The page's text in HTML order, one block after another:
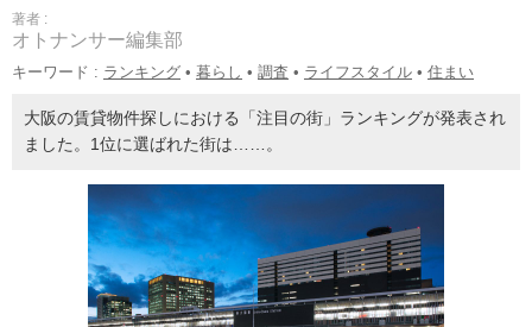
著者 :
オトナンサー編集部
キーワード : ランキング • 暮らし • 調査 • ライフスタイル • 住まい
大阪の賃貸物件探しにおける「注目の街」ランキングが発表され
ました。1位に選ばれた街は……。